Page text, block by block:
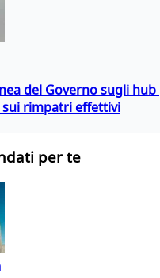
del Governo sugli
sui rimpatri effettivi
per te